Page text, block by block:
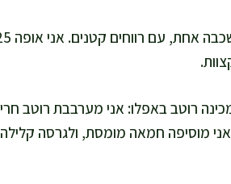
רוטב באפלו: אני מערבבת רוטב
אני מוסיפה חמאה מומסת, ולגרסה